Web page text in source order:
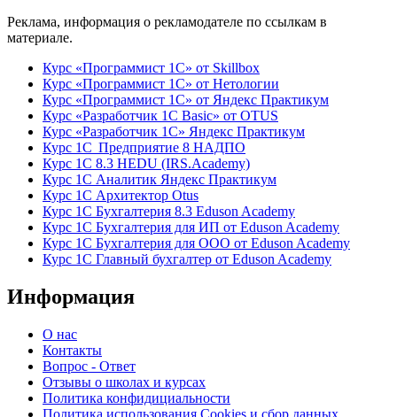
Реклама, информация о рекламодателе по ссылкам в
материале.
Курс «Программист 1С» от Skillbox
Курс «Программист 1С» от Нетологии
Курс «Программист 1С» от Яндекс Практикум
Курс «Разработчик 1С Basic» от OTUS
Курс «Разработчик 1С» Яндекс Практикум
Курс 1С Предприятие 8 НАДПО
Курс 1С 8.3 HEDU (IRS.Academy)
Курс 1С Аналитик Яндекс Практикум
Курс 1С Архитектор Otus
Курс 1С Бухгалтерия 8.3 Eduson Academy
Курс 1С Бухгалтерия для ИП от Eduson Academy
Курс 1С Бухгалтерия для ООО от Eduson Academy
Курс 1С Главный бухгалтер от Eduson Academy
Информация
О нас
Контакты
Вопрос - Ответ
Отзывы о школах и курсах
Политика конфидициальности
Политика использования Cookies и сбор данных